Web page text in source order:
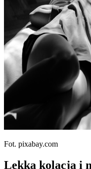
Fot. pixabay.com
Lekka kolacja i